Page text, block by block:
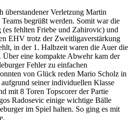
überstandener Verletzung Martin
begrüßt werden. Somit war die
fehlten Friebe und Zahirovic) und
EHV trotz der Zweitligaverstärkung
in der 1. Halbzeit waren die Auer die
Über eine kompakte Abwehr kam der
Fehler zu einfachen
von Glück reden Mario Scholz in
seiner individuellen Klasse
mit 8 Toren Topscorer der Partie
Radosevic einige wichtige Bälle
im Spiel halten. So ging es mit